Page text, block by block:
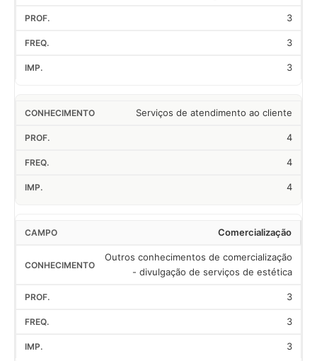
3
3
3
Serviços de atendimento ao cliente
4
4
4
Comercialização
Outros conhecimentos de comercialização
- divulgação de serviços de estética
3
3
3